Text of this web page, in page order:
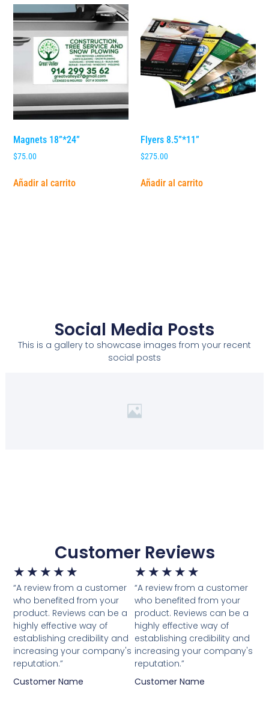
Magnets 18”*24”
$75.00
Añadir al carrito
Flyers 8.5”*11”
$275.00
Añadir al carrito
Social Media Posts
This is a gallery to showcase images from your recent
social posts
Customer Reviews
★ ★ ★ ★ ★
“A review from a customer
who benefited from your
product. Reviews can be a
highly effective way of
establishing credibility and
increasing your company's
reputation.”
Customer Name
★ ★ ★ ★ ★
“A review from a customer
who benefited from your
product. Reviews can be a
highly effective way of
establishing credibility and
increasing your company's
reputation.”
Customer Name